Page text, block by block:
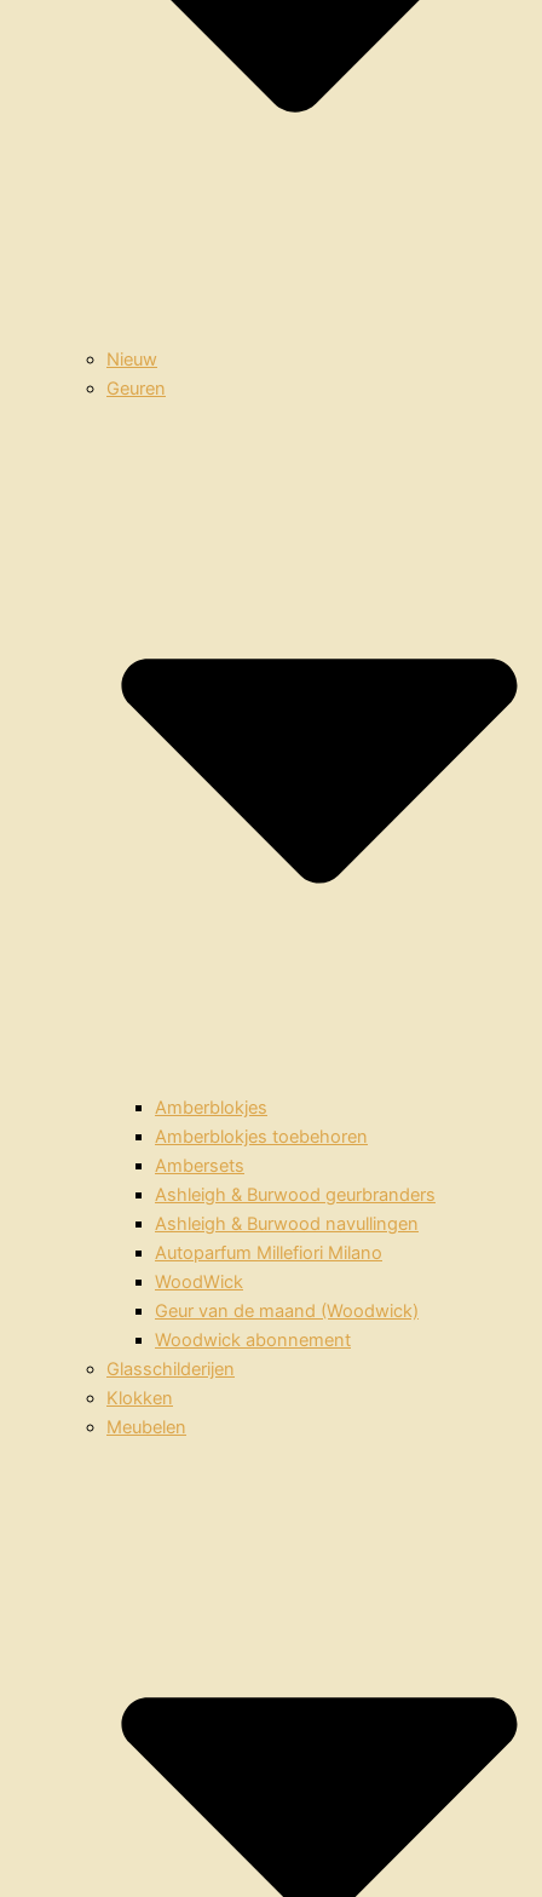
Nieuw
Geuren
Amberblokjes
Amberblokjes toebehoren
Ambersets
Ashleigh & Burwood geurbranders
Ashleigh & Burwood navullingen
Autoparfum Millefiori Milano
WoodWick
Geur van de maand (Woodwick)
Woodwick abonnement
Glasschilderijen
Klokken
Meubelen